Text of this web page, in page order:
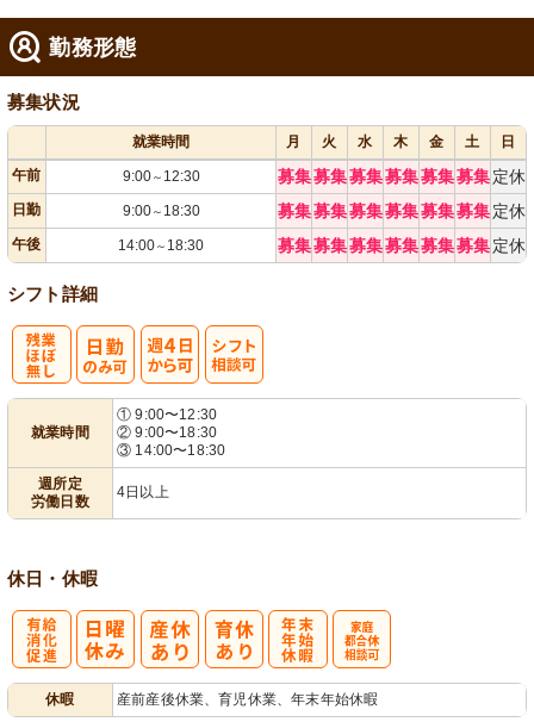
勤務形態
募集状況
就業時間 月 火 水 木 金 土
日
午前
9:00～ 12:30 募集募集募集募集募集募集 定休
日勤 9:00～ 18:30 募集募集募集募集募集募集 定休
午後 14:00～ 18:30 募集募集募集募集募集募集 定休
シフト詳細
就業時間
① 9:00〜12:30
② 9:00〜18:30
③ 14:00〜18:30
週所定
労働日数
4日以上
休日・休暇
休暇 産前産後休業、育児休業、年末年始休暇